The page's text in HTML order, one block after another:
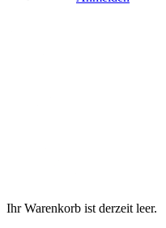
Ihr Warenkorb ist derzeit leer.